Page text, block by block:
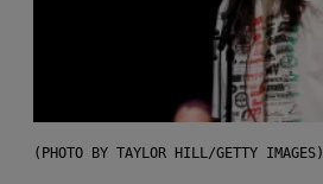
(PHOTO BY TAYLOR HILL/GETTY IMAGES)